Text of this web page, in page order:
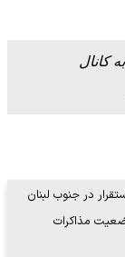
کانال
در جنوب لبنان
مذاکرات